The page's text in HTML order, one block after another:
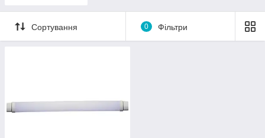
Сортування 0 Фільтри